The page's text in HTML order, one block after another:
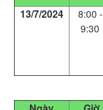
13/7/2024
8:00 -
9:30